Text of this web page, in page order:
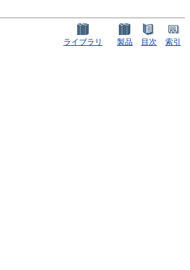
ライブラリ 製品 目次 索引